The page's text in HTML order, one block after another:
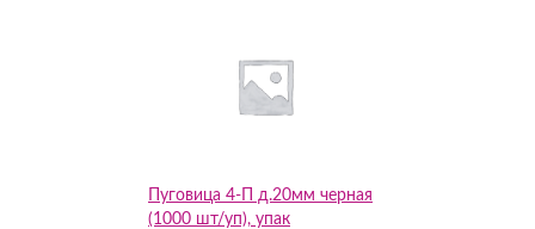
Пуговица 4-П д.20мм черная
(1000 шт/уп), упак